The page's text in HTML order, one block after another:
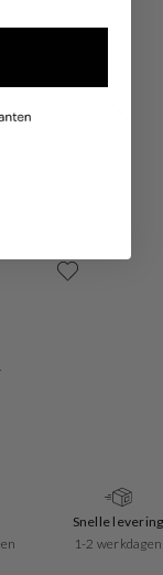
Gratis
DHL ServicePoints